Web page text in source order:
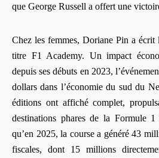
que George Russell a offert une
Chez les femmes, Doriane Pin a écrit
titre F1 Academy. Un impact
depuis ses débuts en 2023,
dollars dans l’économie du sud du
éditions ont affiché complet,
destinations phares de la Formule
qu’en 2025, la course a généré 43
fiscales, dont 15 millions